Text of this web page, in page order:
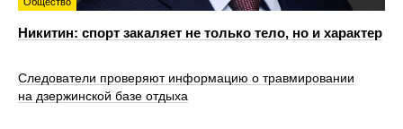
Никитин: спорт закаляет не только тело, но и характер
Следователи проверяют информацию о травмировании
на дзержинской базе отдыха